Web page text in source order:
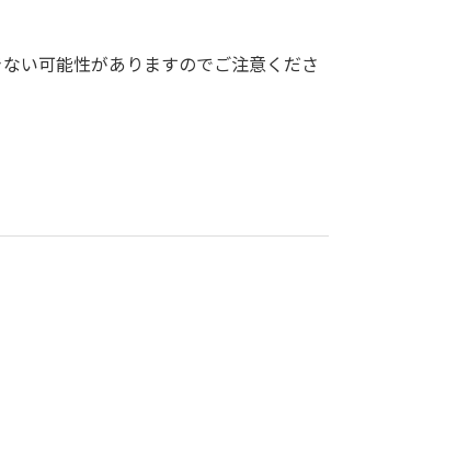
い可能性がありますのでご注意くださ